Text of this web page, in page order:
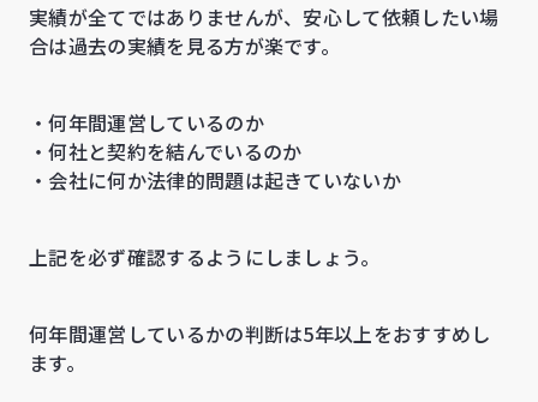
実績が全てではありませんが、安心して依頼したい場
合は過去の実績を見る方が楽です。
・何年間運営しているのか
・何社と契約を結んでいるのか
・会社に何か法律的問題は起きていないか
上記を必ず確認するようにしましょう。
何年間運営しているかの判断は5年以上をおすすめし
ます。